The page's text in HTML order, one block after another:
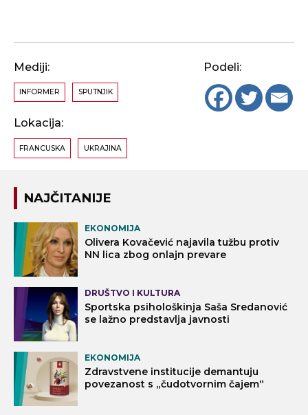
Mediji:
INFORMER SPUTNJIK
Lokacija:
FRANCUSKA UKRAJINA
Podeli:
NAJČITANIJE
EKONOMIJA
Olivera Kovačević najavila tužbu protiv
NN lica zbog onlajn prevare
DRUŠTVO I KULTURA
Sportska psihološkinja Saša Sredanović
se lažno predstavlja javnosti
EKONOMIJA
Zdravstvene institucije demantuju
povezanost s „čudotvornim čajem“